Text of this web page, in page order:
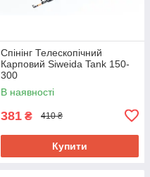
Спінінг Телескопічний
Карповий Siweida Tank 150-
300
В наявності
381 ₴ 410 ₴
Купити